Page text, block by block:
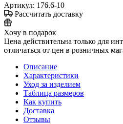
Артикул: 176.6-10
Рассчитать доставку
Хочу в подарок
Цена действительна только для
отличаться от цен в розничных
Описание
Характеристики
Уход за изделием
Таблица размеров
Как купить
Доставка
Отзывы